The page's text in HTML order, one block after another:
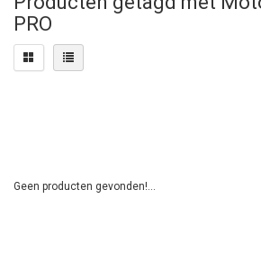
PRO
Geen producten gevonden!...